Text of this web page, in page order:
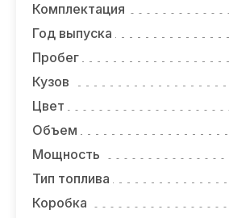
ОТЗЫВЫ
ВАКАНСИИ
О КОМПАНИИ
КОНТАКТЫ
Комплектация
Год выпуска
Пробег
Кузов
Цвет
Объем
Мощность
Тип топлива
Коробка